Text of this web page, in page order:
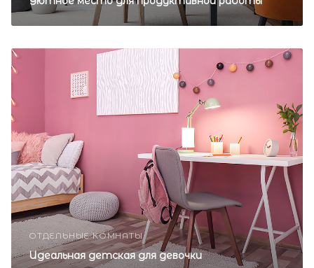
ОТДЕЛЬНЫЕ КОМНАТЫ
Идеальная детская для девочки